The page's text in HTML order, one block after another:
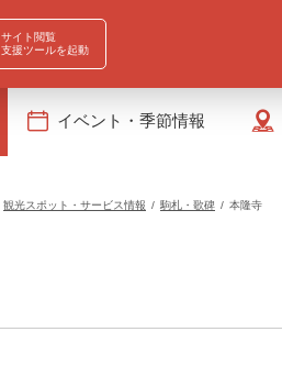
サイト閲覧
支援ツールを起動
イベント・季節情報
観光スポット・サービス情報 駒札・歌碑 本隆寺